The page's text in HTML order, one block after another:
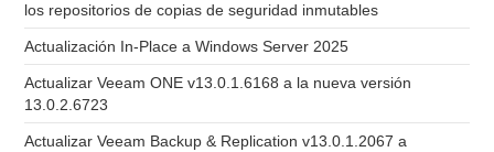
los repositorios de copias de seguridad inmutables
Actualización In-Place a Windows Server 2025
Actualizar Veeam ONE v13.0.1.6168 a la nueva versión
13.0.2.6723
Actualizar Veeam Backup & Replication v13.0.1.2067 a